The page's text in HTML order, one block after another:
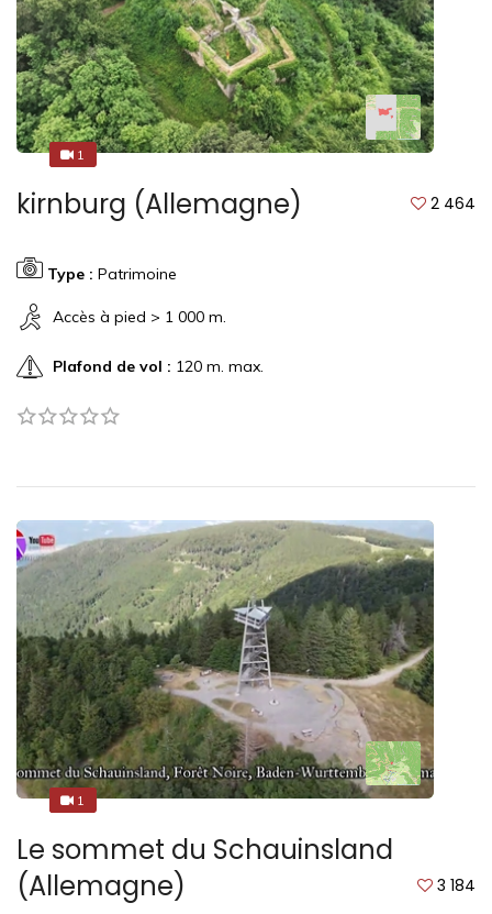
11
kirnburg (Allemagne) 2 464
Type : Patrimoine
Accès à pied > 1 000 m.
Plafond de vol : 120 m. max.
1
1
Le sommet du Schauinsland
(Allemagne)
3 184